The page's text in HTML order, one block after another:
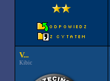
V...
Kibic